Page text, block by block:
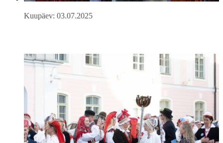
Kuupäev: 03.07.2025